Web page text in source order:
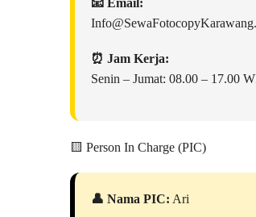
⏰ Jam Kerja:
Senin – Jumat: 08.00 – 17.00
🟨 Person In Charge (PIC)
👤 Nama PIC: Ari